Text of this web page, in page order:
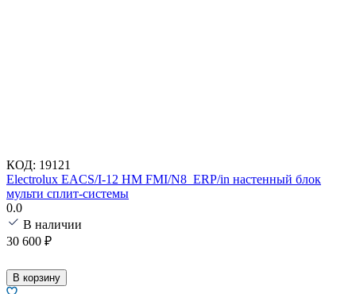
КОД: 19121
Electrolux EACS/I-12 HM FMI/N8_ERP/in настенный блок
мульти сплит-системы
0.0
В наличии
30 600 ₽
В корзину